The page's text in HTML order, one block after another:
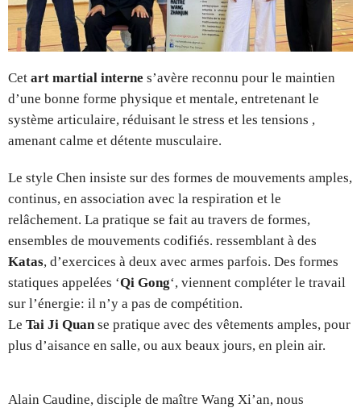
Cet art martial interne s’avère reconnu pour le maintien
d’une bonne forme physique et mentale, entretenant le
système articulaire, réduisant le stress et les tensions ,
amenant calme et détente musculaire.
Le style Chen insiste sur des formes de mouvements amples,
continus, en association avec la respiration et le
relâchement. La pratique se fait au travers de formes,
ensembles de mouvements codifiés. ressemblant à des
Katas, d’exercices à deux avec armes parfois. Des formes
statiques appelées ‘Qi Gong‘, viennent compléter le travail
sur l’énergie: il n’y a pas de compétition.
Le Tai Ji Quanse pratique avec des vêtements amples, pour
plus d’aisance en salle, ou aux beaux jours, en plein air.
Alain Caudine, disciple de maître Wang Xi’an, nous